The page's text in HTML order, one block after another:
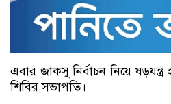
এবার জাকসু নির্বাচন নিয়ে
শিবির সভাপতি।